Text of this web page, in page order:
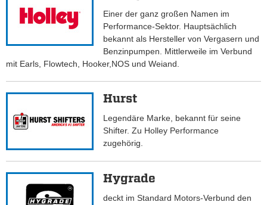
Einer der ganz großen Namen im
Performance-Sektor. Hauptsächlich
bekannt als Hersteller von Vergasern und
Benzinpumpen. Mittlerweile im Verbund
mit Earls, Flowtech, Hooker,NOS und Weiand.
Hurst
Legendäre Marke, bekannt für seine
Shifter. Zu Holley Performance
zugehörig.
Hygrade
deckt im Standard Motors-Verbund den